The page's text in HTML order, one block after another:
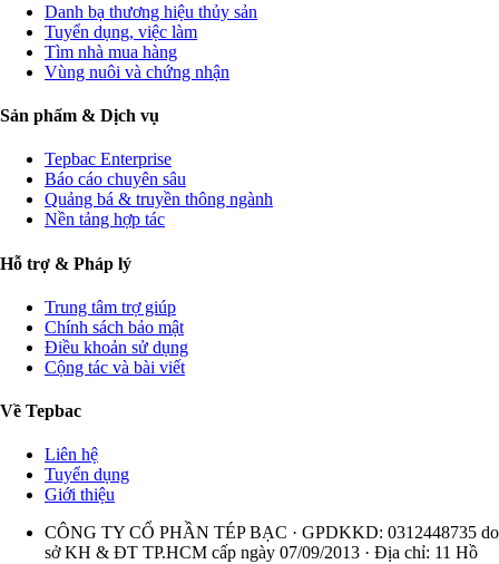
Danh bạ thương hiệu thủy sản
Tuyển dụng, việc làm
Tìm nhà mua hàng
Vùng nuôi và chứng nhận
Sản phẩm & Dịch vụ
Tepbac Enterprise
Báo cáo chuyên sâu
Quảng bá & truyền thông ngành
Nền tảng hợp tác
Hỗ trợ & Pháp lý
Trung tâm trợ giúp
Chính sách bảo mật
Điều khoản sử dụng
Cộng tác và bài viết
Về Tepbac
Liên hệ
Tuyển dụng
Giới thiệu
CÔNG TY CỔ PHẦN TÉP BẠC · GPDKKD: 0312448735 do
sở KH & ĐT TP.HCM cấp ngày 07/09/2013 · Địa chỉ: 11 Hồ